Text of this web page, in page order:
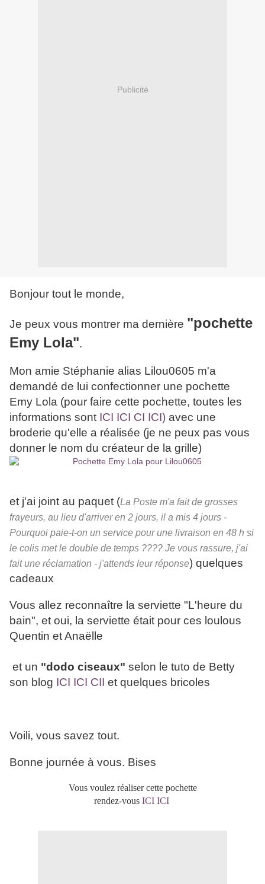
Publicité
Bonjour tout le monde,
Je peux vous montrer ma dernière "pochette
Emy Lola".
Mon amie Stéphanie alias Lilou0605 m'a
demandé de lui confectionner une pochette
Emy Lola (pour faire cette pochette, toutes les
informations sont ICI ICI CI ICI) avec une
broderie qu'elle a réalisée (je ne peux pas vous
donner le nom du créateur de la grille)
et j'ai joint au paquet (La Poste m'a fait de grosses
frayeurs, au lieu d'arriver en 2 jours, il a mis 4 jours -
Pourquoi paie-t-on un service pour une livraison en 48 h si
le colis met le double de temps ???? Je vous rassure, j'ai
fait une réclamation - j'attends leur réponse) quelques
cadeaux
Vous allez reconnaître la serviette "L'heure du
bain", et oui, la serviette était pour ces loulous
Quentin et Anaëlle
et un "dodo ciseaux" selon le tuto de Betty
son blog ICI ICI CII et quelques bricoles
Voili, vous savez tout.
Bonne journée à vous. Bises
Vous voulez réaliser cette pochette
rendez-vous ICI ICI